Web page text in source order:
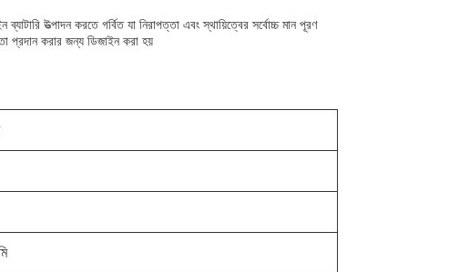
উত্পাদন করতে গর্বিত যা নিরাপত্তা এবং স্থায়িত্বের সর্বোচ্চ মান পূরণ
প্রদান করার জন্য ডিজাইন করা হয়